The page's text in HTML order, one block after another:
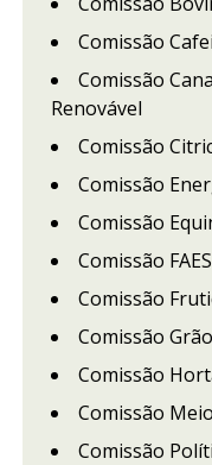
Comissão
Comissão
Renovável
Comissão
Comissão
Comissão
Comissão
Comissão
Comissão
Comissão
Comissão
Comissão